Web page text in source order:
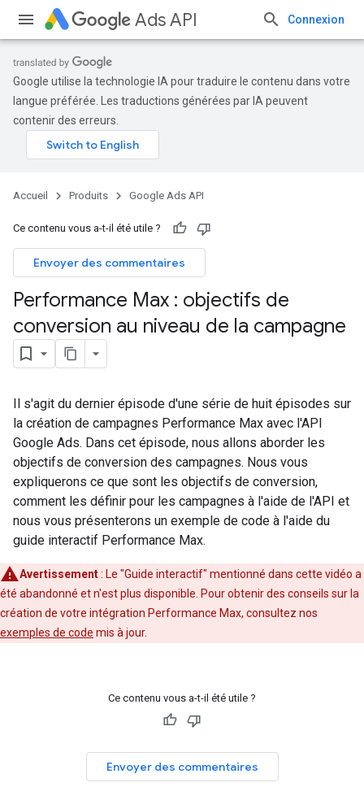
Ads API Connexion
Google utilise la technologie IA pour traduire le contenu dans votre
langue préférée. Les traductions générées par IA peuvent
contenir des erreurs.
Accueil Produits Google Ads API
Ce contenu vous a-t-il été utile ?
Envoyer des commentaires
Performance Max : objectifs de
conversion au niveau de la campagne
Il s'agit du dernier épisode d'une série de huit épisodes sur
la création de campagnes Performance Max avec l'API
Google Ads. Dans cet épisode, nous allons aborder les
objectifs de conversion des campagnes. Nous vous
expliquerons ce que sont les objectifs de conversion,
comment les définir pour les campagnes à l'aide de l'API et
nous vous présenterons un exemple de code à l'aide du
guide interactif Performance Max.
Avertissement: Le "Guide interactif" mentionné dans cette vidéo a
été abandonné et n'est plus disponible. Pour obtenir des conseils sur la
création de votre intégration Performance Max, consultez nos
exemples de code mis à jour.
Ce contenu vous a-t-il été utile ?
Envoyer des commentaires